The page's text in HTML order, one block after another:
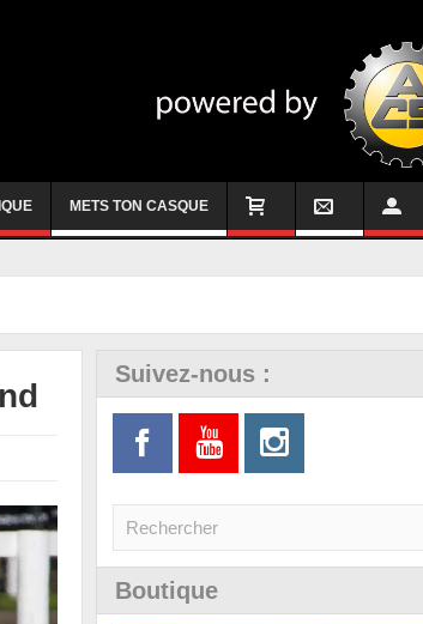
METS TON CASQUE
Suivez-nous :
Boutique